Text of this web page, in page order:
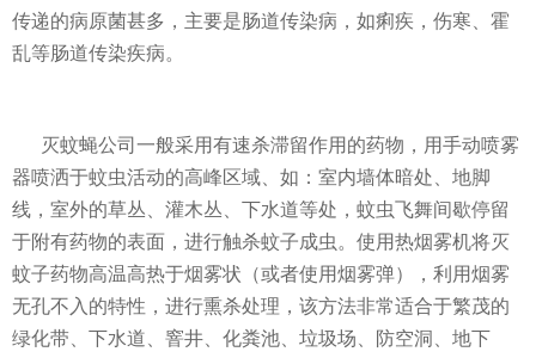
传递的病原菌甚多，主要是肠道传染病，如痢疾，伤寒、霍
乱等肠道传染疾病。
灭蚊蝇公司一般采用有速杀滞留作用的药物，用手动喷雾
器喷洒于蚊虫活动的高峰区域、如：室内墙体暗处、地脚
线，室外的草丛、灌木丛、下水道等处，蚊虫飞舞间歇停留
于附有药物的表面，进行触杀蚊子成虫。使用热烟雾机将灭
蚊子药物高温高热于烟雾状（或者使用烟雾弹），利用烟雾
无孔不入的特性，进行熏杀处理，该方法非常适合于繁茂的
绿化带、下水道、窨井、化粪池、垃圾场、防空洞、地下